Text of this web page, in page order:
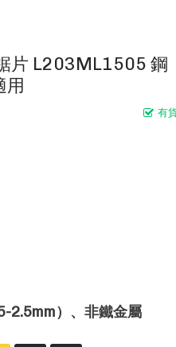
片 L203ML1505 鋼
用
有
2.5mm）、非鐵金屬